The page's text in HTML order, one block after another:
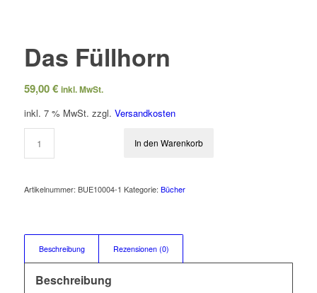
Das Füllhorn
59,00€ inkl. MwSt.
inkl. 7 % MwSt. zzgl. Versandkosten
In den Warenkorb
Artikelnummer: BUE10004-1 Kategorie: Bücher
Beschreibung Rezensionen (0)
Beschreibung